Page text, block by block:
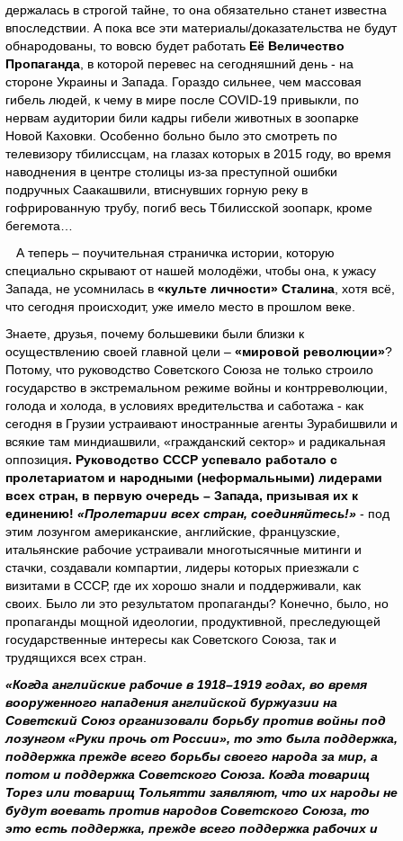
держалась в строгой тайне, то она обязательно станет известна
впоследствии. А пока все эти материалы/доказательства не будут
обнародованы, то вовсю будет работать Её Величество
Пропаганда , в которой перевес на сегодняшний день - на
стороне Украины и Запада. Гораздо сильнее, чем массовая
гибель людей, к чему в мире после COVID-19 привыкли, по
нервам аудитории били кадры гибели животных в зоопарке
Новой Каховки. Особенно больно было это смотреть по
телевизору тбилиссцам, на глазах которых в 2015 году, во время
наводнения в центре столицы из-за преступной ошибки
подручных Саакашвили, втиснувших горную реку в
гофрированную трубу, погиб весь Тбилисской зоопарк, кроме
бегемота…
А теперь – поучительная страничка истории, которую
специально скрывают от нашей молодёжи, чтобы она, к ужасу
Запада, не усомнилась в «культе личности» Сталина , хотя всё,
что сегодня происходит, уже имело место в прошлом веке.
Знаете, друзья, почему большевики были близки к
осуществлению своей главной цели – «мировой революции»?
Потому, что руководство Советского Союза не только строило
государство в экстремальном режиме войны и контрреволюции,
голода и холода, в условиях вредительства и саботажа - как
сегодня в Грузии устраивают иностранные агенты Зурабишвили и
всякие там миндиашвили, «гражданский сектор» и радикальная
оппозиция. Руководство СССР успевало работало с
пролетариатом и народными (неформальными) лидерами
всех стран, в первую очередь – Запада, призывая их к
единению! «Пролетарии всех стран, соединяйтесь!» - под
этим лозунгом американские, английские, французские,
итальянские рабочие устраивали многотысячные митинги и
стачки, создавали компартии, лидеры которых приезжали с
визитами в СССР, где их хорошо знали и поддерживали, как
своих. Было ли это результатом пропаганды? Конечно, было, но
пропаганды мощной идеологии, продуктивной, преследующей
государственные интересы как Советского Союза, так и
трудящихся всех стран.
«Когда английские рабочие в 1918–1919 годах, во время
вооруженного нападения английской буржуазии на
Советский Союз организовали борьбу против войны под
лозунгом «Руки прочь от России», то это была поддержка,
поддержка прежде всего борьбы своего народа за мир, а
потом и поддержка Советского Союза. Когда товарищ
Торез или товарищ Тольятти заявляют, что их народы не
будут воевать против народов Советского Союза, то
это есть поддержка, прежде всего поддержка рабочих и